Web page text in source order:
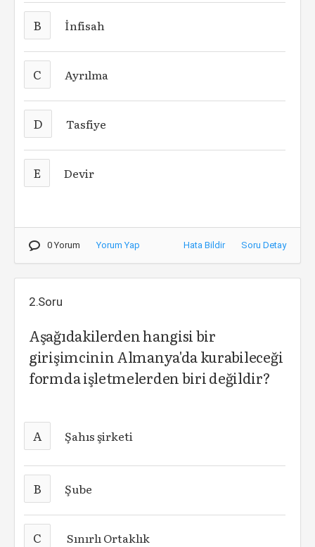
B İnfisah
C Ayrılma
D Tasfiye
E Devir
0 Yorum Yorum Yap Hata Bildir Soru Detay
2.Soru
Aşağıdakilerden hangisi bir
girişimcinin Almanya'da kurabileceği
formda işletmelerden biri değildir?
A Şahıs şirketi
B Şube
C Sınırlı Ortaklık